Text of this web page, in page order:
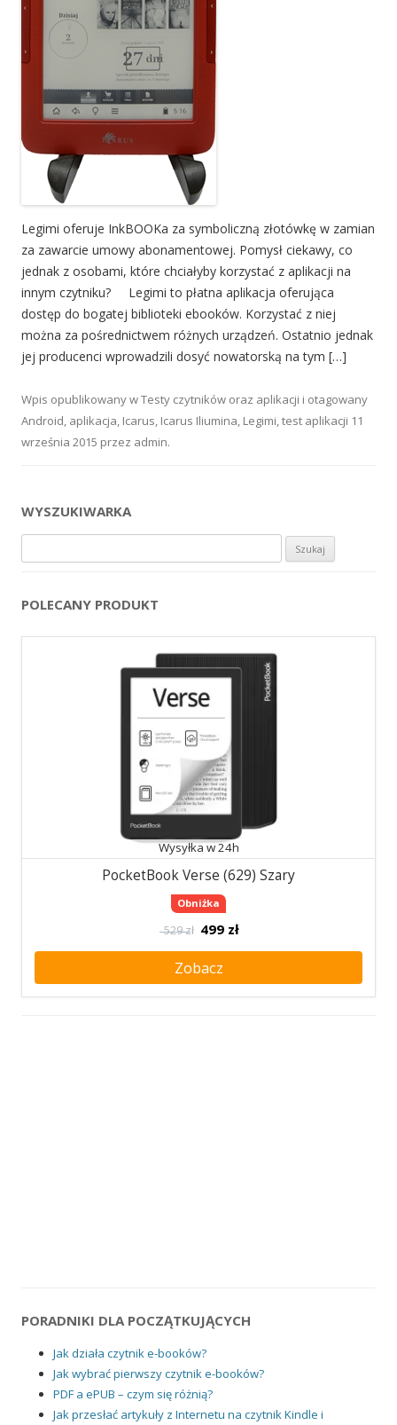
Legimi oferuje InkBOOKa za symboliczną złotówkę w zamian
za zawarcie umowy abonamentowej. Pomysł ciekawy, co
jednak z osobami, które chciałyby korzystać z aplikacji na
innym czytniku? Legimi to płatna aplikacja oferująca
dostęp do bogatej biblioteki ebooków. Korzystać z niej
można za pośrednictwem różnych urządzeń. Ostatnio jednak
jej producenci wprowadzili dosyć nowatorską na tym […]
Wpis opublikowany wTesty czytników oraz aplikacji i otagowany
Android, aplikacja, Icarus, Icarus Iliumina, Legimi,test aplikacji 11
września 2015 przez admin.
WYSZUKIWARKA
POLECANY PRODUKT
Wysyłka w 24h
PocketBook Verse (629) Szary
Obniżka
529 zł 499 zł
Zobacz
PORADNIKI DLA POCZĄTKUJĄCYCH
Jak działa czytnik e-booków?
Jak wybrać pierwszy czytnik e-booków?
PDF a ePUB – czym się różnią?
Jak przesłać artykuły z Internetu na czytnik Kindle i